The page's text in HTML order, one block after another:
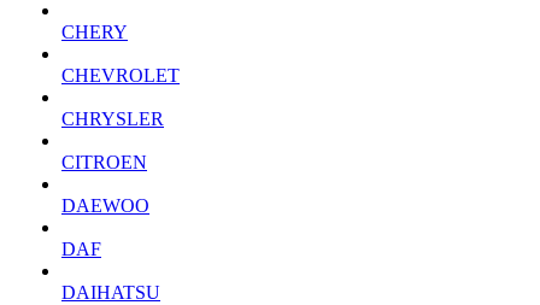
CHERY
CHEVROLET
CHRYSLER
CITROEN
DAEWOO
DAF
DAIHATSU